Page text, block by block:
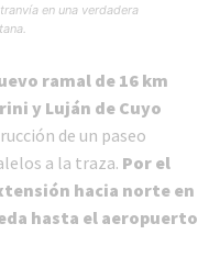
en una verdadera
ramal de 16 km
y Luján de Cuyo
de un paseo
a la traza. Por el
hacia norte en
hasta el aeropuerto